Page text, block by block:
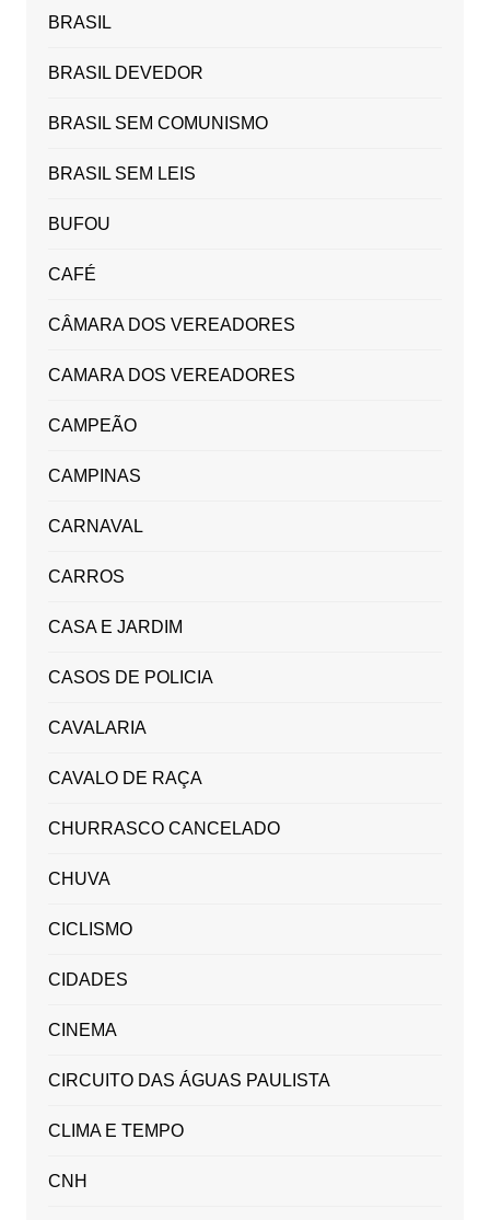
BRASIL
BRASIL DEVEDOR
BRASIL SEM COMUNISMO
BRASIL SEM LEIS
BUFOU
CAFÉ
CÂMARA DOS VEREADORES
CAMARA DOS VEREADORES
CAMPEÃO
CAMPINAS
CARNAVAL
CARROS
CASA E JARDIM
CASOS DE POLICIA
CAVALARIA
CAVALO DE RAÇA
CHURRASCO CANCELADO
CHUVA
CICLISMO
CIDADES
CINEMA
CIRCUITO DAS ÁGUAS PAULISTA
CLIMA E TEMPO
CNH